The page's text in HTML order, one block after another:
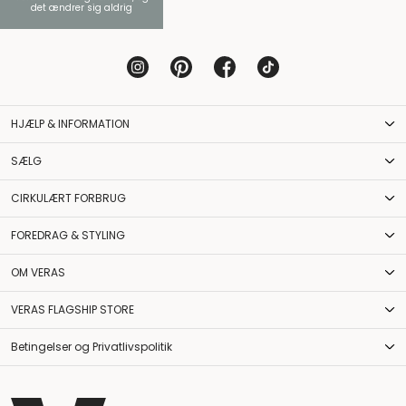
det ændrer sig aldrig
HJÆLP & INFORMATION
SÆLG
CIRKULÆRT FORBRUG
FOREDRAG & STYLING
OM VERAS
VERAS FLAGSHIP STORE
Betingelser og Privatlivspolitik